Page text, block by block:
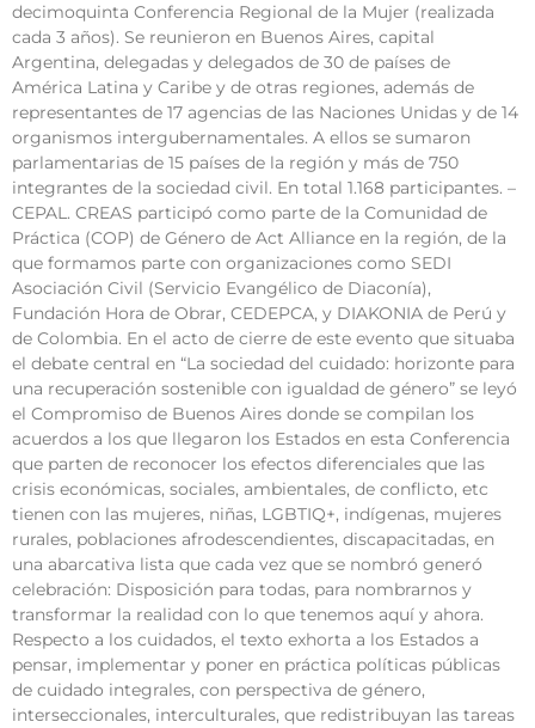
decimoquinta Conferencia Regional de la Mujer (realizada
cada 3 años). Se reunieron en Buenos Aires, capital
Argentina, delegadas y delegados de 30 de países de
América Latina y Caribe y de otras regiones, además de
representantes de 17 agencias de las Naciones Unidas y de 14
organismos intergubernamentales. A ellos se sumaron
parlamentarias de 15 países de la región y más de 750
integrantes de la sociedad civil. En total 1.168 participantes. –
CEPAL. CREAS participó como parte de la Comunidad de
Práctica (COP) de Género de Act Alliance en la región, de la
que formamos parte con organizaciones como SEDI
Asociación Civil (Servicio Evangélico de Diaconía),
Fundación Hora de Obrar, CEDEPCA, y DIAKONIA de Perú y
de Colombia. En el acto de cierre de este evento que situaba
el debate central en “La sociedad del cuidado: horizonte para
una recuperación sostenible con igualdad de género” se leyó
el Compromiso de Buenos Aires donde se compilan los
acuerdos a los que llegaron los Estados en esta Conferencia
que parten de reconocer los efectos diferenciales que las
crisis económicas, sociales, ambientales, de conflicto, etc
tienen con las mujeres, niñas, LGBTIQ+, indígenas, mujeres
rurales, poblaciones afrodescendientes, discapacitadas, en
una abarcativa lista que cada vez que se nombró generó
celebración: Disposición para todas, para nombrarnos y
transformar la realidad con lo que tenemos aquí y ahora.
Respecto a los cuidados, el texto exhorta a los Estados a
pensar, implementar y poner en práctica políticas públicas
de cuidado integrales, con perspectiva de género,
interseccionales, interculturales, que redistribuyan las tareas